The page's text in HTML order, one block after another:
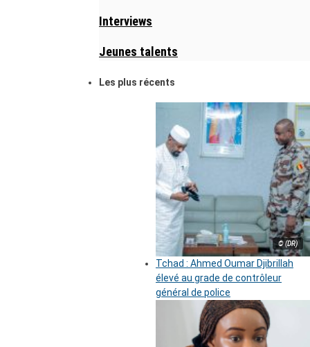
Interviews
Jeunes talents
Les plus récents
© (DR)
Tchad : Ahmed Oumar Djibrillah
élevé au grade de contrôleur
général de police